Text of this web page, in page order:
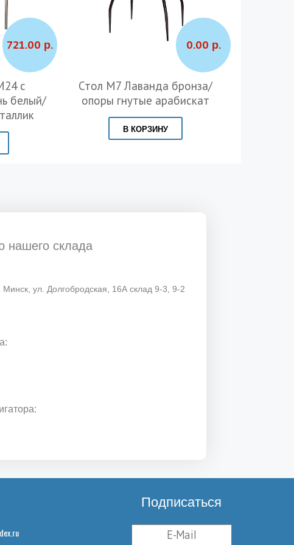
721.00 р.
с
белый/
0.00 р.
Стол M7 Лаванда бронза/
опоры гнутые арабискат
В КОРЗИНУ
нашего склада
Минск, ул. Долгобродская, 16А склад 9-3, 9-2
Подписаться